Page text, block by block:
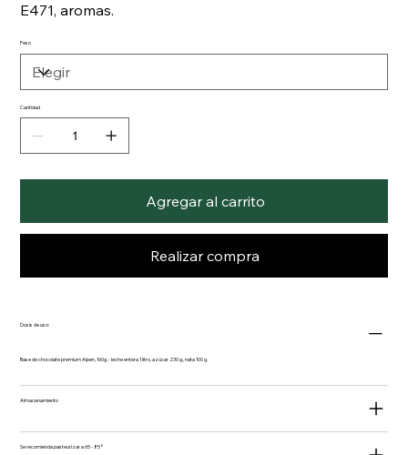
E471, aromas.
Peso
Cantidad
Agregar al carrito
Realizar compra
Dosis de uso:
Base de chocolate premium Alpen, 160g. - leche entera 1 litro, azúcar 230 g., nata 100 g.
Almacenamiento
Se recomienda pasteurizar a 65 - 85°